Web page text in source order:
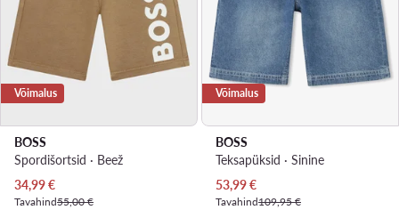
Võimalus
BOSS
Spordišortsid · Beež
Praegune hind
34,99€
Tavahind55,00 €
Võimalus
BOSS
Teksapüksid · Sinine
Praegune hind
53,99€
Tavahind109,95 €